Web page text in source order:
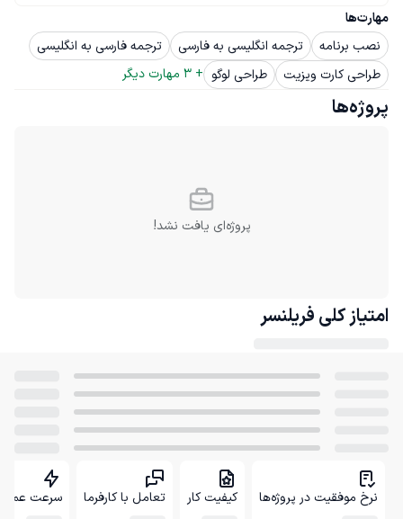
مهارت‌ها
نصب برنامه
ترجمه انگلیسی به فارسی
ترجمه فارسی به انگلیسی
طراحی کارت ویزیت
طراحی لوگو +
3 مهارت دیگر
پروژه‌ها
پروژه‌ای یافت نشد!
امتیاز کلی فریلنسر
نرخ موفقیت در پروژه‌ها کیفیت کار تعامل با کارفرما سرعت عمل